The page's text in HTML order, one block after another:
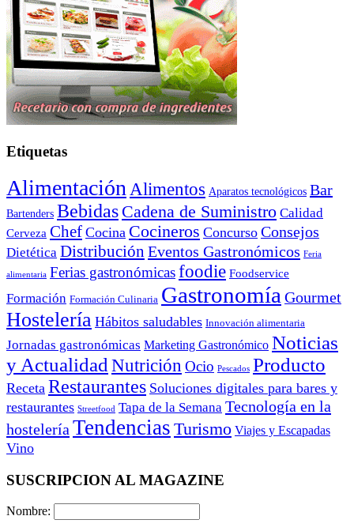
Etiquetas
Alimentación Alimentos Aparatos tecnológicos Bar
Bartenders Bebidas Cadena de Suministro Calidad
Cerveza Chef Cocina Cocineros Concurso Consejos
Dietética Distribución Eventos Gastronómicos Feria
alimentaria Ferias gastronómicasfoodie Foodservice
Formación Formación Culinaria Gastronomía Gourmet
Hostelería Hábitos saludables Innovación alimentaria
Jornadas gastronómicas Marketing Gastronómico Noticias
y Actualidad Nutrición Ocio Pescados Producto
Receta Restaurantes Soluciones digitales para bares y
restaurantes Streetfood Tapa de la Semana Tecnología en la
hostelería Tendencias Turismo Viajes y Escapadas
Vino
SUSCRIPCION AL MAGAZINE
Nombre: